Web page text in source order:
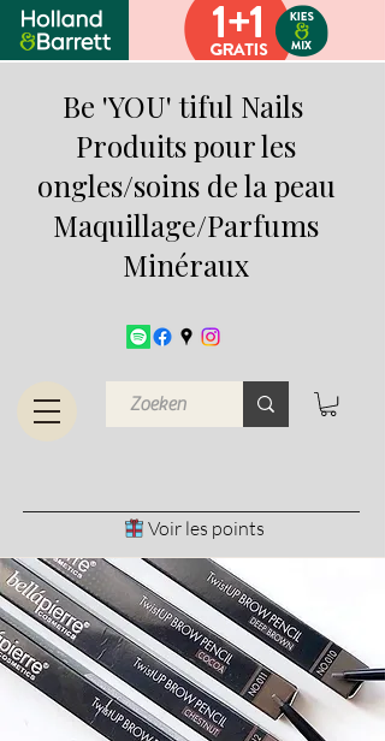
Be 'YOU' tiful Nails
Produits pour les
ongles/soins de la peau
Maquillage/Parfums
Minéraux
Voir les points